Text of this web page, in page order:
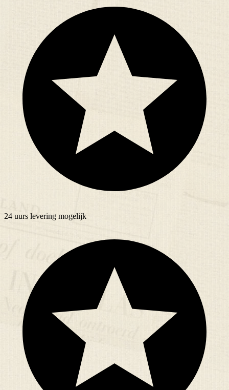
24 uurs levering mogelijk